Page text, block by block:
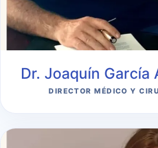
Dr. Joaquín García
DIRECTOR MÉDICO Y